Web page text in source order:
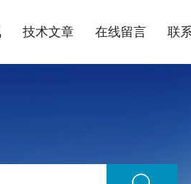
技术文章 在线留言 联